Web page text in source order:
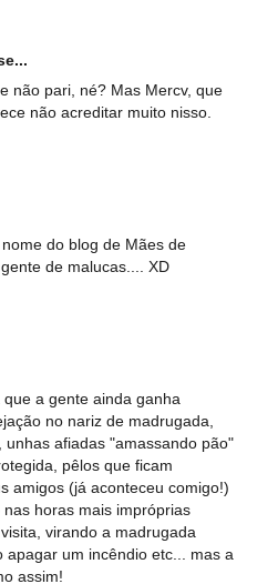
não pari, né? Mas Mercv, que
não acreditar muito nisso.
do blog de Mães de
de malucas.... XD
a gente ainda ganha
no nariz de madrugada,
unhas afiadas "amassando pão"
pêlos que ficam
amigos (já aconteceu comigo!)
horas mais impróprias
virando a madrugada
apagar um incêndio etc... mas a
assim!